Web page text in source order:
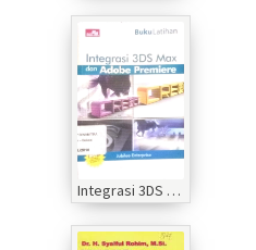
Integrasi 3DS Max dan Adobe premiere